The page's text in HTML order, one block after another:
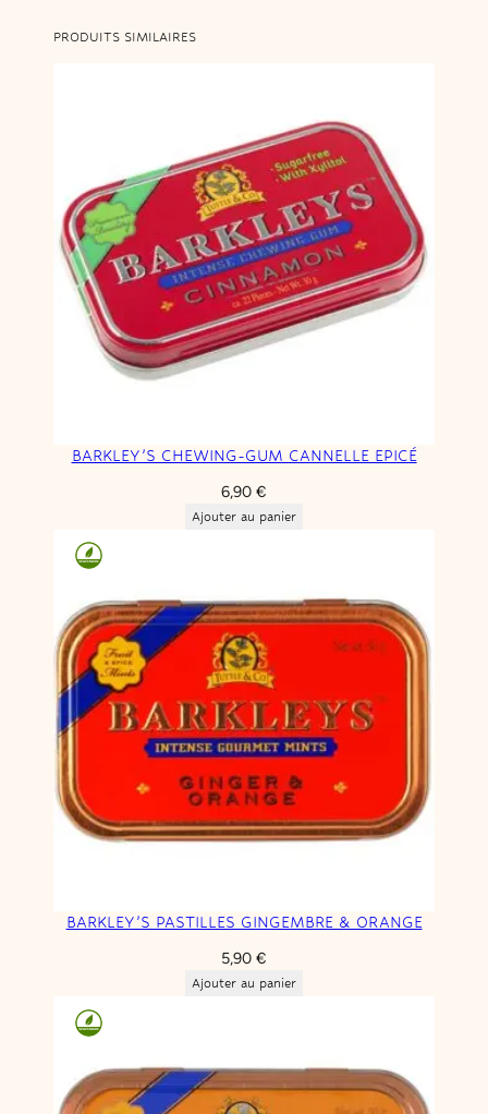
PRODUITS SIMILAIRES
BARKLEY’S CHEWING-GUM CANNELLE EPICÉ
6,90 €
Ajouter au panier
BARKLEY’S PASTILLES GINGEMBRE & ORANGE
5,90 €
Ajouter au panier